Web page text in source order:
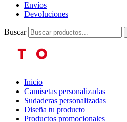
Envíos
Devoluciones
Buscar
Inicio
Camisetas personalizadas
Sudaderas personalizadas
Diseña tu producto
Productos promocionales